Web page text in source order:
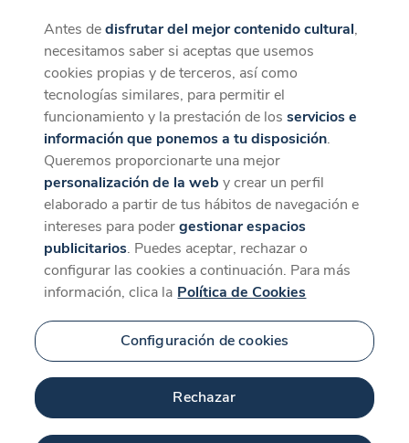
CaixaForum+
La mejor experiencia desde la App
Descargar
Antes dedisfrutar del mejor contenido cultural,
necesitamos saber si aceptas que usemos
cookies propias y de terceros, así como
tecnologías similares, para permitir el
funcionamiento y la prestación de losservicios e
información que ponemos a tu disposición.
Queremos proporcionarte una mejor
personalización de la web y crear un perfil
elaborado a partir de tus hábitos de navegación e
intereses para podergestionar espacios
publicitarios. Puedes aceptar, rechazar o
configurar las cookies a continuación. Para más
información, clica la Política de Cookies
Configuración de cookies
Rechazar